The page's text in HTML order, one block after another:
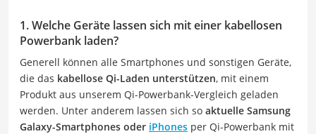
1. Welche Geräte lassen sich mit einer kabellosen
Powerbank laden?
Generell können alle Smartphones und sonstigen Geräte,
die das kabellose Qi-Laden unterstützen, mit einem
Produkt aus unserem Qi-Powerbank-Vergleich geladen
werden. Unter anderem lassen sich so aktuelle Samsung
Galaxy-Smartphones oder iPhones per Qi-Powerbank mit